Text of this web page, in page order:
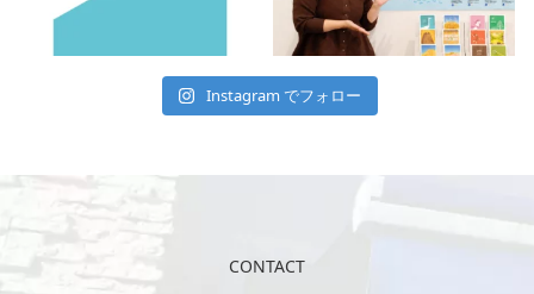
Instagram でフォロー
CONTACT